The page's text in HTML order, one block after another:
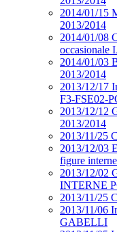
2014/01/15
2013/2014
2014/01/08
occasionale
2014/01/03
2013/2014
2013/12/17
F3-FSE02-
2013/12/12
2013/2014
2013/11/25
2013/12/03
figure
2013/12/02
INTERNE
2013/11/25
2013/11/06
GABELLI